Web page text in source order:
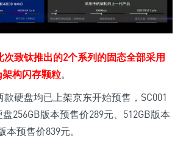
次致钛推出的2个系列的固态全部采用
构闪存颗粒。
硬盘均已上架京东开始预售，SC001
256GB版本预售价289元、512GB版本
本预售价839元。